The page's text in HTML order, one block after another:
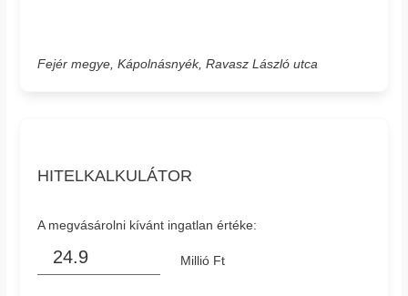
Fejér megye, Kápolnásnyék, Ravasz László utca
HITELKALKULÁTOR
A megvásárolni kívánt ingatlan értéke:
Millió Ft